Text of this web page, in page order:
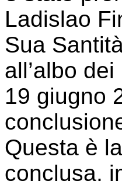
Ladislao
Sua
all’albo
19 giugno
Questa è
conclusa,